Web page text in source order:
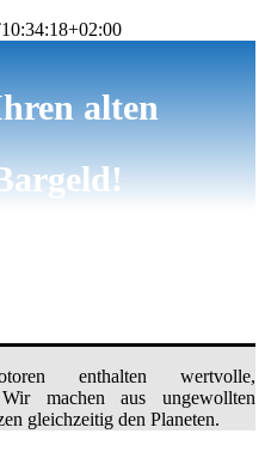
alten
enthalten wertvolle,
machen aus ungewollten
gleichzeitig den Planeten.